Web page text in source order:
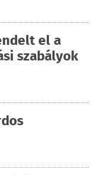
el a
szabályok